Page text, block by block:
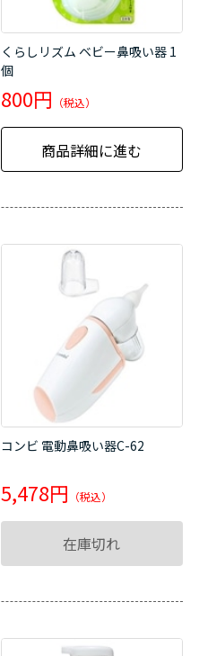
くらしリズム ベビー鼻吸い器 1
個
800円
商品詳細に進む
コンビ 電動鼻吸い器C-62
5,478円
在庫切れ